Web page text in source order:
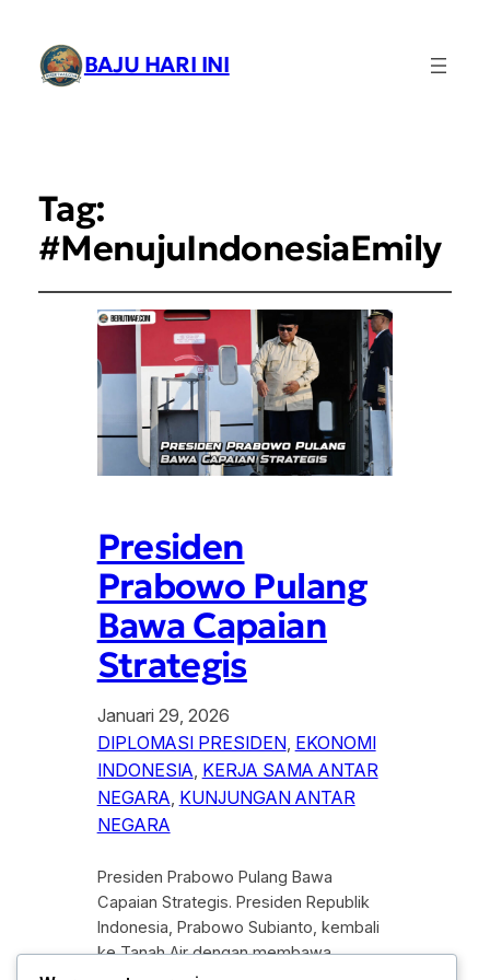
BAJU HARI INI
Tag:
#MenujuIndonesiaEmily
Presiden
Prabowo Pulang
Bawa Capaian
Strategis
Januari 29, 2026
DIPLOMASI PRESIDEN, EKONOMI
INDONESIA, KERJA SAMA ANTAR
NEGARA, KUNJUNGAN ANTAR
NEGARA
Presiden Prabowo Pulang Bawa
Capaian Strategis. Presiden Republik
Indonesia, Prabowo Subianto, kembali
ke Tanah Air dengan membawa